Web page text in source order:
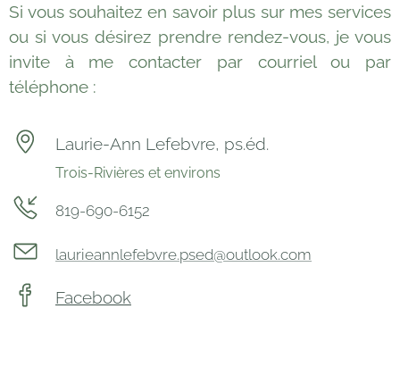
Si vous souhaitez en savoir plus sur mes services
ou si vous désirez prendre rendez-vous, je vous
invite à me contacter par courriel ou par
téléphone :
Laurie-Ann Lefebvre, ps.éd.
Trois-Rivières et environs
819-690-6152
laurieannlefebvre.psed@outlook.com
Facebook